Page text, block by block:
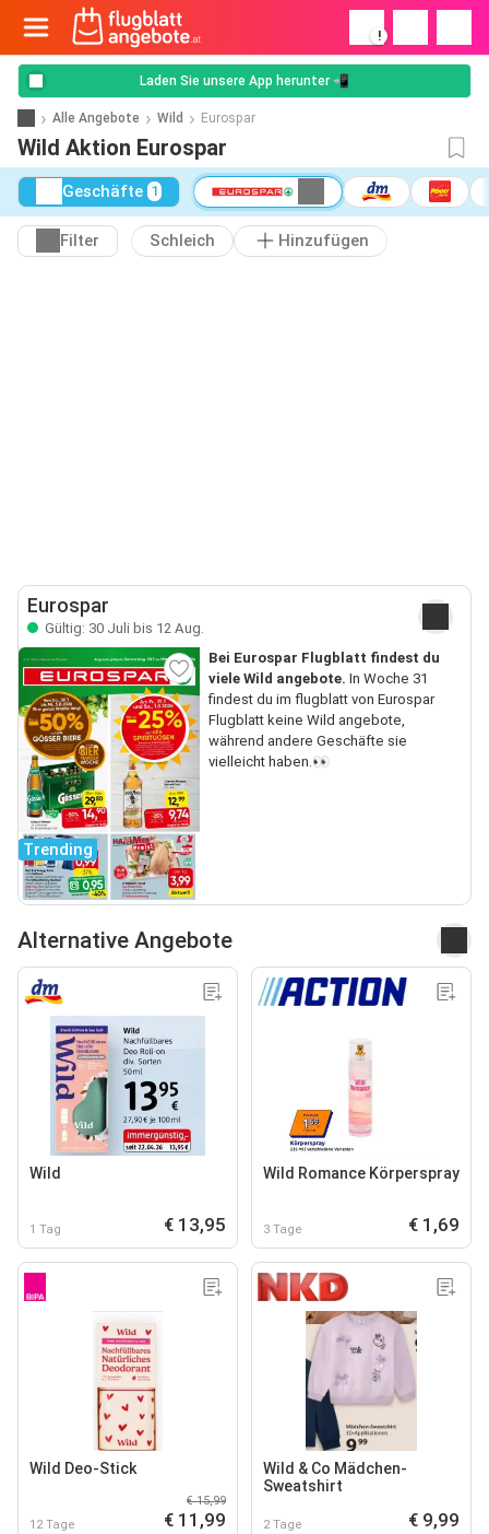
!
Laden Sie unsere App herunter 📲
Alle Angebote Wild Eurospar
Wild Aktion Eurospar
Geschäfte 1
Filter Schleich Hinzufügen
Eurospar
Gültig: 30 Juli bis 12 Aug.
Trending
Bei Eurospar Flugblatt findest du
viele Wild angebote. In Woche 31
findest du im flugblatt von Eurospar
Flugblatt keine Wild angebote,
während andere Geschäfte sie
vielleicht haben.👀
Alternative Angebote
Wild
1 Tag € 13,95
Wild Romance Körperspray
3 Tage € 1,69
Wild Deo-Stick
12 Tage
€ 15,99
€ 11,99
Wild & Co Mädchen-
Sweatshirt
2 Tage € 9,99